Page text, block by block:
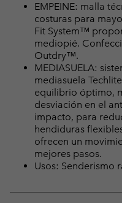
EMPEINE: malla
costuras para
Fit System™
mediopié.
Outdry™.
MEDIASUELA:
mediasuela
equilibrio óptimo,
desviación en el
impacto, para
hendiduras
ofrecen un
mejores pasos.
Usos: Senderismo